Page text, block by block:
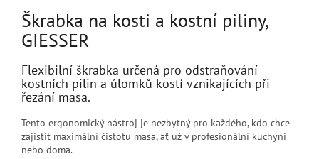
Škrabka na kosti a kostní piliny,
GIESSER
Flexibilní škrabka určená pro odstraňování
kostních pilin a úlomků kostí vznikajících při
řezání masa.
Tento ergonomický nástroj je nezbytný pro každého, kdo chce
zajistit maximální čistotu masa, ať už v profesionální kuchyni
nebo doma.